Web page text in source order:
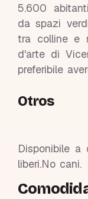
5.600
da spazi
tra colline e
d'arte di
preferibile
Otros
Disponibile a
liberi.No cani.